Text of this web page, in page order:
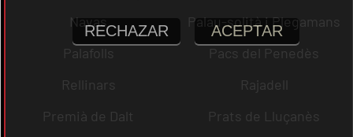
Navas
Palau-solità i Plegamans
Palafolls
Pacs del Penedès
Rellinars
Rajadell
Premià de Dalt
Prats de Lluçanès
RECHAZAR ACEPTAR